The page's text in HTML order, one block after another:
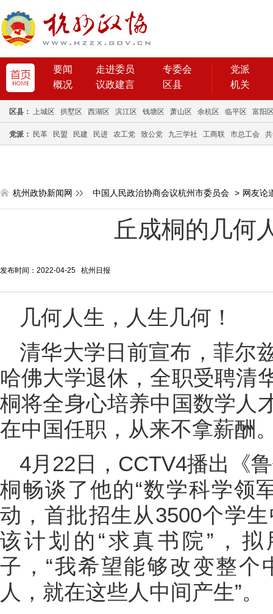
要闻 走进委员
专委会
概况
议政建言 区县
党派
机关
区县： 上城区 拱墅区 西湖区 滨江区 钱塘区 萧山区 余杭区 临平区 富阳
党派： 民革 民盟 民建 民进 农工党 致公党 九三学社 工商联 市总工会
杭州政协新闻网 中国人民政治协商会议杭州市委员会 > 网友论
丘成桐的几何
发布时间：2022-04-25 杭州日报
几何人生，人生几何！
清华大学日前宣布，菲尔
哈佛大学退休，全职受聘清
桐将全身心培养中国数学人
在中国任职，从来不拿薪酬
4月22日，CCTV4播出《
桐畅谈了他的“数学科学领
动，首批招生从3500个学
该计划的“求真书院”，
子，“我希望能够改变整
人，就在这些人中间产生”。